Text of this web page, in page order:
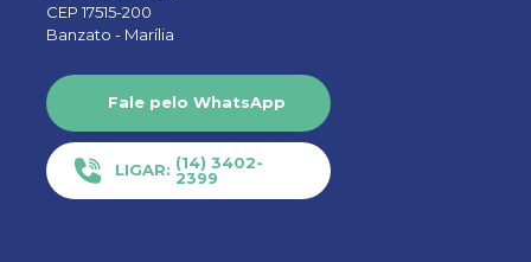
CEP 17515-200
Banzato - Marília
Fale pelo WhatsApp
LIGAR: (14) 3402-
2399